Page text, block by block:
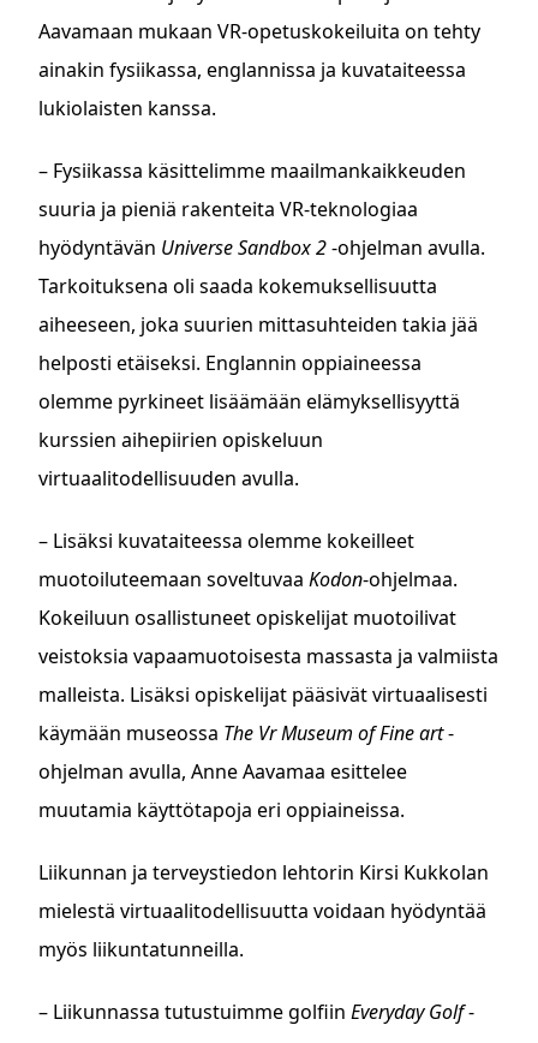
Aavamaan mukaan VR-opetuskokeiluita on tehty
ainakin fysiikassa, englannissa ja kuvataiteessa
lukiolaisten kanssa.
– Fysiikassa käsittelimme maailmankaikkeuden
suuria ja pieniä rakenteita VR-teknologiaa
hyödyntävän Universe Sandbox 2-ohjelman avulla.
Tarkoituksena oli saada kokemuksellisuutta
aiheeseen, joka suurien mittasuhteiden takia jää
helposti etäiseksi. Englannin oppiaineessa
olemme pyrkineet lisäämään elämyksellisyyttä
kurssien aihepiirien opiskeluun
virtuaalitodellisuuden avulla.
– Lisäksi kuvataiteessa olemme kokeilleet
muotoiluteemaan soveltuvaa Kodon-ohjelmaa.
Kokeiluun osallistuneet opiskelijat muotoilivat
veistoksia vapaamuotoisesta massasta ja valmiista
malleista. Lisäksi opiskelijat pääsivät virtuaalisesti
käymään museossa The Vr Museum of Fine art-
ohjelman avulla, Anne Aavamaa esittelee
muutamia käyttötapoja eri oppiaineissa.
Liikunnan ja terveystiedon lehtorin Kirsi Kukkolan
mielestä virtuaalitodellisuutta voidaan hyödyntää
myös liikuntatunneilla.
– Liikunnassa tutustuimme golfiin Everyday Golf-